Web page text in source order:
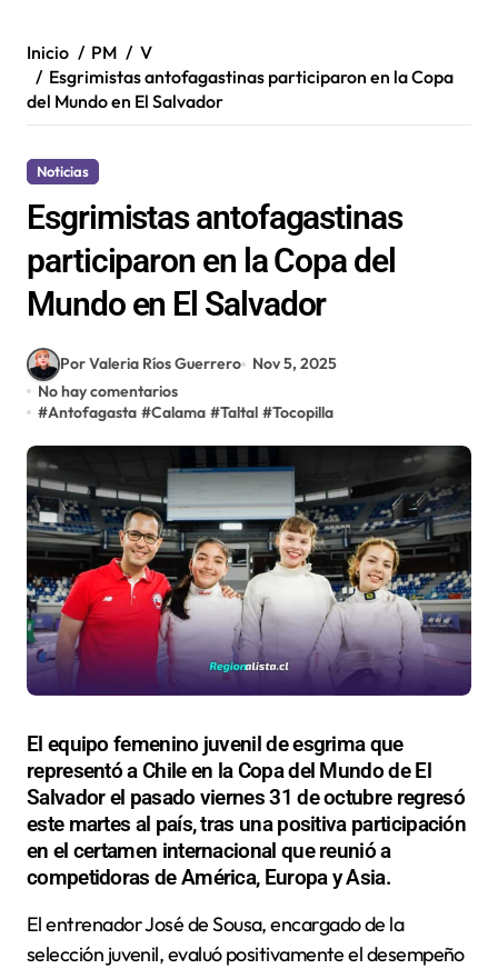
Inicio PM
V
Esgrimistas antofagastinas participaron en la Copa
del Mundo en El Salvador
Noticias
Esgrimistas antofagastinas
participaron en la Copa del
Mundo en El Salvador
Por Valeria Ríos Guerrero
Nov 5, 2025
No hay comentarios
#Antofagasta #Calama #Taltal #Tocopilla
El equipo femenino juvenil de esgrima que
representó a Chile en la Copa del Mundo de El
Salvador el pasado viernes 31 de octubre regresó
este martes al país, tras una positiva participación
en el certamen internacional que reunió a
competidoras de América, Europa y Asia.
El entrenador José de Sousa, encargado de la
selección juvenil, evaluó positivamente el desempeño